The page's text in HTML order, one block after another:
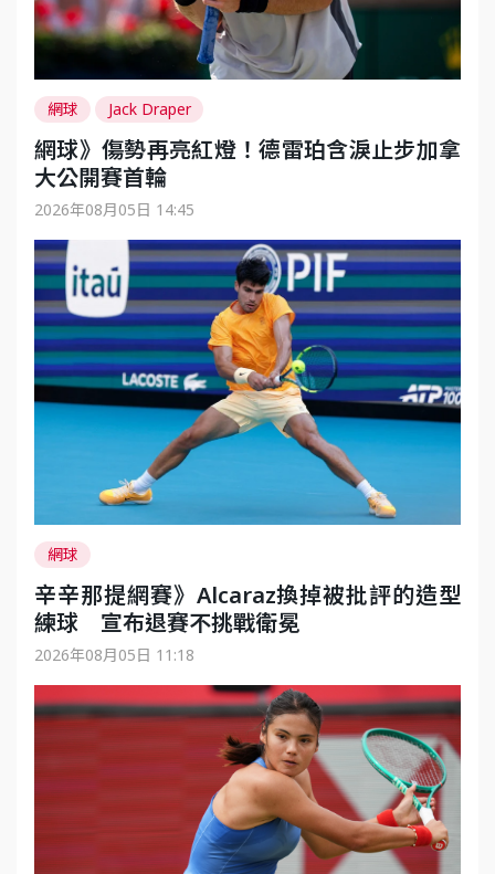
網球 Jack Draper
網球》傷勢再亮紅燈！德雷珀含淚止步加拿
大公開賽首輪
2026年08月05日 14:45
網球
辛辛那提網賽》Alcaraz換掉被批評的造型
練球 宣布退賽不挑戰衛冕
2026年08月05日 11:18